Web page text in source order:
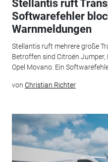
Stellantis ruft
Softwarefehler
Warnmeldungen
Stellantis ruft mehrere große
Betroffen sind Citroën Jumper,
Opel Movano. Ein
von Christian Richter